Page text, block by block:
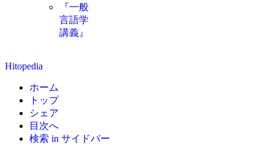
『一般
言語学
講義』
Hitopedia
ホーム
トップ
シェア
目次へ
検索 in サイドバー